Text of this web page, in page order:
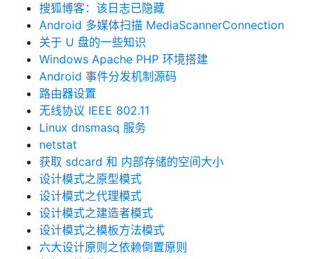
搜狐博客：该日志已隐藏
Android 多媒体扫描 MediaScannerConnection
关于 U 盘的一些知识
Windows Apache PHP 环境搭建
Android 事件分发机制源码
路由器设置
无线协议 IEEE 802.11
Linux dnsmasq 服务
netstat
获取 sdcard 和 内部存储的空间大小
设计模式之原型模式
设计模式之代理模式
设计模式之建造者模式
设计模式之模板方法模式
六大设计原则之依赖倒置原则